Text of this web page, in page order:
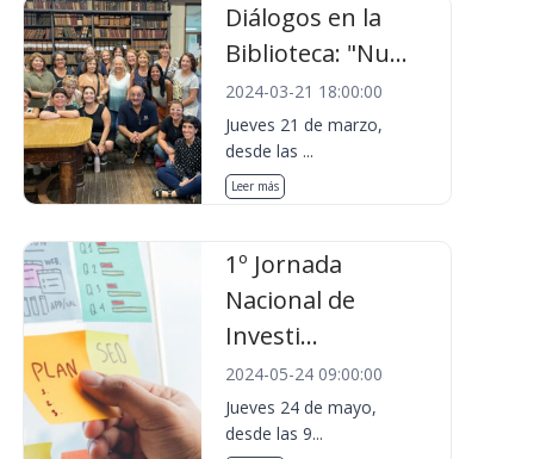
Diálogos en la
Biblioteca: "Nu...
2024-03-21 18:00:00
Jueves 21 de marzo,
desde las ...
Leer más
1º Jornada
Nacional de
Investi...
2024-05-24 09:00:00
Jueves 24 de mayo,
desde las 9...